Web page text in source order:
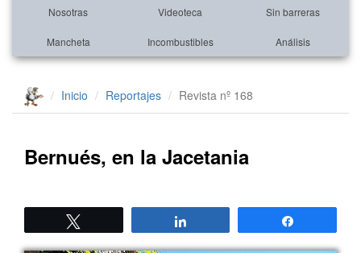
Nosotras Videoteca Sin barreras
Mancheta Incombustibles Análisis
Inicio Reportajes Revista nº 168
Bernués, en la Jacetania